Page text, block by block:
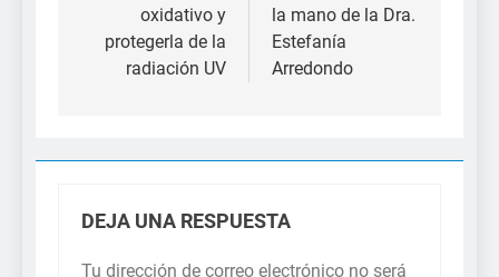
oxidativo y
protegerla de la
radiación UV
la mano de la Dra.
Estefanía
Arredondo
DEJA UNA RESPUESTA
Tu dirección de correo electrónico no será